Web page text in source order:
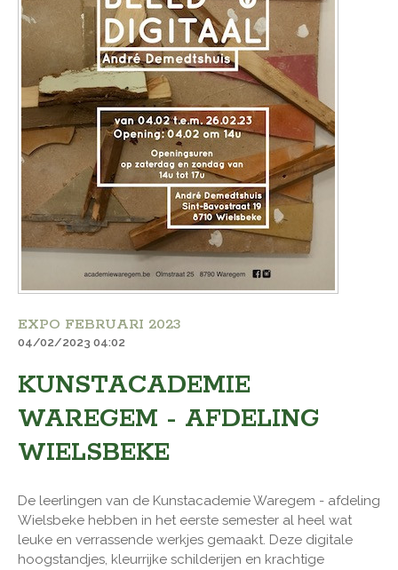
EXPO FEBRUARI 2023
04/02/2023 04:02
KUNSTACADEMIE
WAREGEM - AFDELING
WIELSBEKE
De leerlingen van de Kunstacademie Waregem - afdeling
Wielsbeke hebben in het eerste semester al heel wat
leuke en verrassende werkjes gemaakt. Deze digitale
hoogstandjes, kleurrijke schilderijen en krachtige